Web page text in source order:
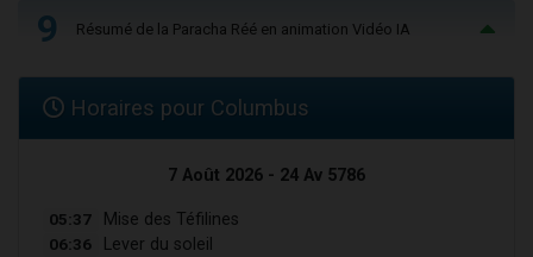
9 Résumé de la Paracha Réé en animation Vidéo IA
Horaires pour Columbus
7 Août 2026 - 24 Av 5786
05:37 Mise des Téfilines
06:36 Lever du soleil